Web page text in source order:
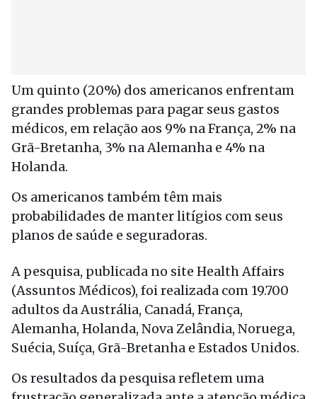
Um quinto (20%) dos americanos enfrentam
grandes problemas para pagar seus gastos
médicos, em relação aos 9% na França, 2% na
Grã-Bretanha, 3% na Alemanha e 4% na
Holanda.
Os americanos também têm mais
probabilidades de manter litígios com seus
planos de saúde e seguradoras.
A pesquisa, publicada no site Health Affairs
(Assuntos Médicos), foi realizada com 19.700
adultos da Austrália, Canadá, França,
Alemanha, Holanda, Nova Zelândia, Noruega,
Suécia, Suíça, Grã-Bretanha e Estados Unidos.
Os resultados da pesquisa refletem uma